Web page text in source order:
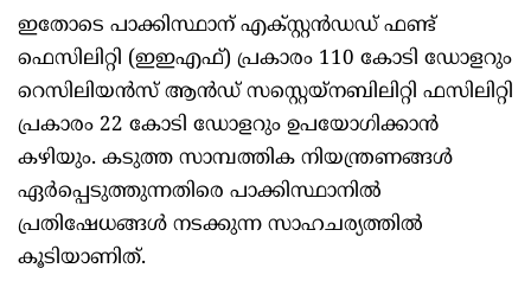
ഇതോടെ പാക്കിസ്ഥാന് എക്സ്റ്റൻഡഡ് ഫണ്ട്
ഫെസിലിറ്റി (ഇഇഎഫ്) പ്രകാരം 110 കോടി ഡോളറും
റെസിലിയൻസ് ആൻഡ് സസ്റ്റെയ്നബിലിറ്റി ഫസിലിറ്റി
പ്രകാരം 22 കോടി ഡോളറും ഉപയോഗിക്കാൻ
കഴിയും. കടുത്ത സാമ്പത്തിക നിയന്ത്രണങ്ങൾ
ഏർപ്പെടുത്തുന്നതിരെ പാക്കിസ്ഥാനിൽ
പ്രതിഷേധങ്ങൾ നടക്കുന്ന സാഹചര്യത്തിൽ
കൂടിയാണിത്.